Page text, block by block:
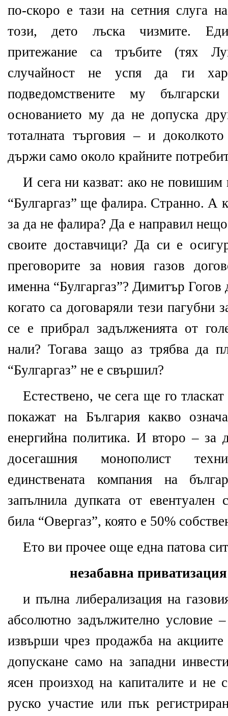
по-скоро е тази на сетния слуга
този, дето лъска чизмите.
притежание са тръбите (тях
случайност не успя да ги
подведомствените му
основанието му да не допуска
тоталната търговия – и
държи само около крайните
И сега ни казват: ако не повишим
“Булгаргаз” ще фалира. Странно. А
за да не фалира? Да е направил
своите доставчици? Да си е
преговорите за новия газов
именна “Булгаргаз”? Димитър
когато са договаряли тези пагубни
се е прибрал задълженията от
нали? Тогава защо аз трябва да
“Булгаргаз” не е свършил?
Естествено, че сега ще го
покажат на България какво
енергийна политика. И второ – за
досегашния монополист
единствената компания на
запълнила дупката от евентуален
била “Овергаз”, която е 50%
Ето ви прочее още една патова
незабавна
и пълна либерализация на
абсолютно задължително условие
извърши чрез продажба на
допускане само на западни
ясен произход на капиталите и не
руско участие или пък